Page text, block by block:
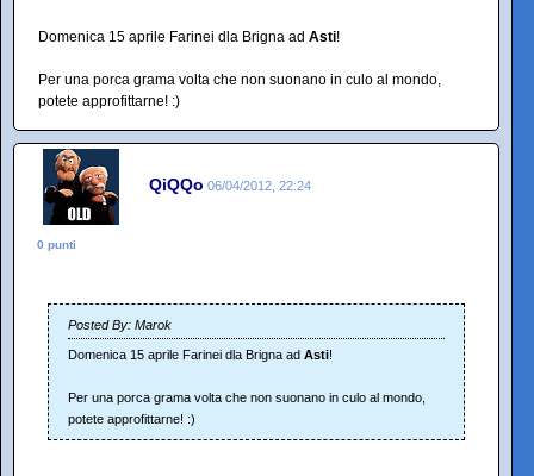
Domenica 15 aprile Farinei dla Brigna ad Asti!
Per una porca grama volta che non suonano in culo al mondo,
potete approfittarne! :)
QiQQo 06/04/2012, 22:24
0 punti
Posted By: Marok
Domenica 15 aprile Farinei dla Brigna ad Asti!
Per una porca grama volta che non suonano in culo al mondo,
potete approfittarne! :)